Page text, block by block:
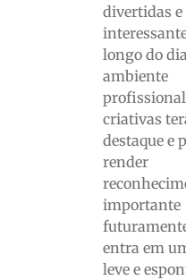
divertidas e
longo do
ambiente
criativas
destaque e
render
importante
entra em
leve e